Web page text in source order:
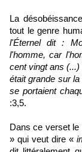
La
tout le genre
l'Éternel dit :
l'homme, car
cent vingt ans
était grande sur
se portaient
:3,5.
Dans ce verset le
» qui veut dire «